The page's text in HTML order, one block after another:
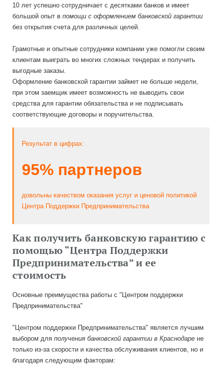
10 лет успешно сотрудничает с десятками банков и имеет
большой опыт в помощи с оформлением банковской гарантии
без открытия счета для различных целей.
Грамотные и опытные сотрудники компании уже помогли своим
клиентам выиграть во многих сложных тендерах и получить
выгодные заказы.
Оформление банковской гарантии займет не больше недели,
при этом заемщик имеет возможность не выводить свои
средства для гарантии обязательства и не подписывать
соответствующие договоры и поручительства.
Результат в цифрах:
95% партнеров
довольны качеством оказания услуг и ценовой политикой
Центра Поддержки Предпринимательства
Как получить банковскую гарантию с
помощью “Центра Поддержки
Предпринимательства” и ее
стоимость
Основные преимущества работы с "Центром поддержки
Предпринимательства"
"Центром поддержки Предпринимательства" является лучшим
выбором для получения банковской гарантии в Краснодаре не
только из-за скорости и качества обслуживания клиентов, но и
благодаря следующим факторам: